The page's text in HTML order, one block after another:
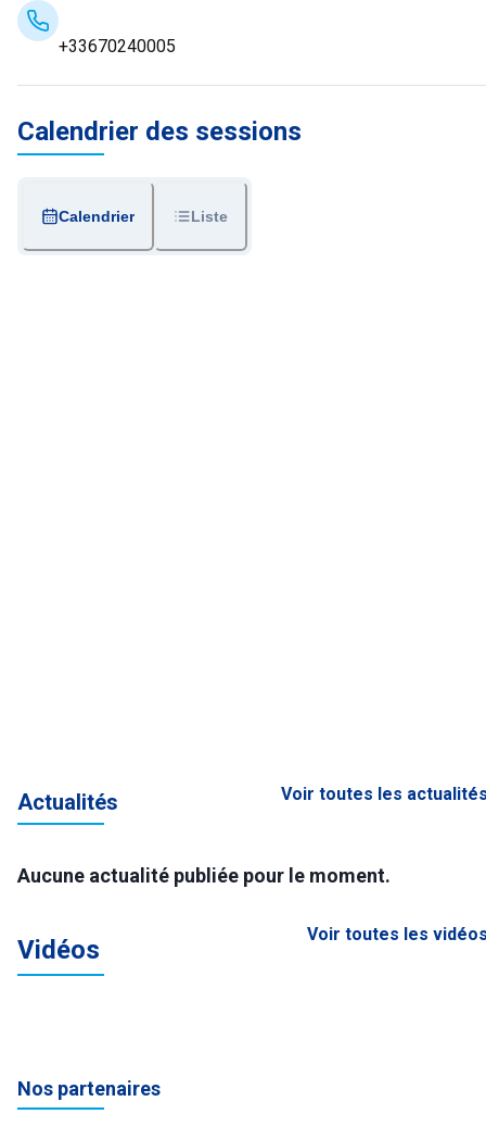
+33670240005
Calendrier des sessions
Calendrier Liste
Actualités Voir toutes les
Aucune actualité publiée pour le moment.
Vidéos
Voir toutes les
Nos partenaires